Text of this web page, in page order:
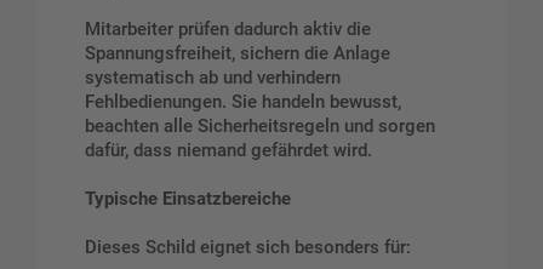
Mitarbeiter prüfen dadurch aktiv die
Spannungsfreiheit, sichern die Anlage
systematisch ab und verhindern
Fehlbedienungen. Sie handeln bewusst,
beachten alle Sicherheitsregeln und sorgen
dafür, dass niemand gefährdet wird.
Typische Einsatzbereiche
Dieses Schild eignet sich besonders für: